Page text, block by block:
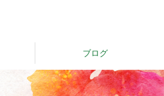
ブログ